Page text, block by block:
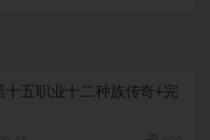
十五职业十二种族传奇+完